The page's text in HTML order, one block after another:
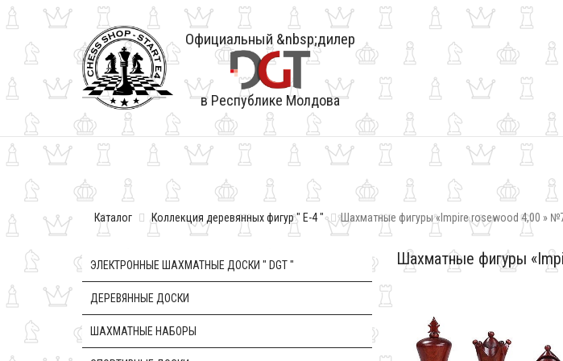
Официальный &nbsp;дилер
в Республике Молдова
Каталог Коллекция деревянных фигур " E-4 " Шахматные фигуры «Impire rosewood 4,00 »
ЭЛЕКТРОННЫЕ ШАХМАТНЫЕ ДОСКИ " DGT "
ДЕРЕВЯННЫЕ ДОСКИ
ШАХМАТНЫЕ НАБОРЫ
Шахматные фигуры